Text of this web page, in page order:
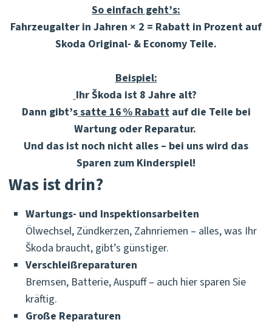
So einfach geht’s:
Fahrzeugalter in Jahren × 2 = Rabatt in Prozent auf
Skoda Original- & Economy Teile.
Beispiel:
Ihr Škoda ist 8 Jahre alt?
Dann gibt’ssatte 16 % Rabattauf die Teile bei
Wartung oder Reparatur.
Und das ist noch nicht alles – bei uns wird das
Sparen zum Kinderspiel!
Was ist drin?
Wartungs- und Inspektionsarbeiten
Ölwechsel, Zündkerzen, Zahnriemen – alles, was Ihr
Škoda braucht, gibt’s günstiger.
Verschleißreparaturen
Bremsen, Batterie, Auspuff – auch hier sparen Sie
kräftig.
Große Reparaturen